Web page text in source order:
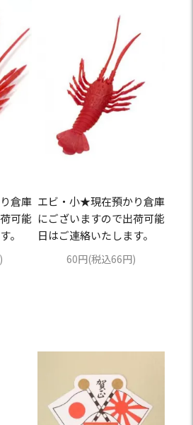
倉庫
可能
。
エビ・小★現在預かり倉庫
にございますので出荷可能
日はご連絡いたします。
60円(税込66円)